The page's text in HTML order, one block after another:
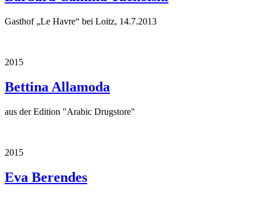
Gasthof „Le Havre“ bei Loitz, 14.7.2013
2015
Bettina Allamoda
aus der Edition "Arabic Drugstore"
2015
Eva Berendes